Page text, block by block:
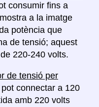
consumir fins a
a la imatge
potència que
de tensió; aquest
220-240 volts.
de tensió per
connectar a 120
amb 220 volts